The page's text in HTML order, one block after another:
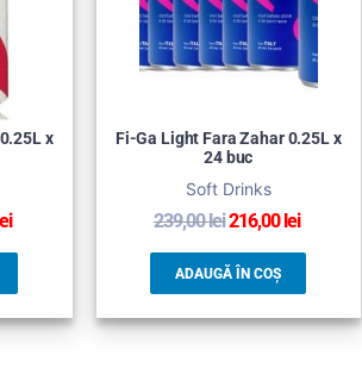
x
Fi-Ga Light Fara Zahar 0.25L x
24 buc
Soft Drinks
239,00lei216,00lei
ADAUGĂ ÎN COȘ